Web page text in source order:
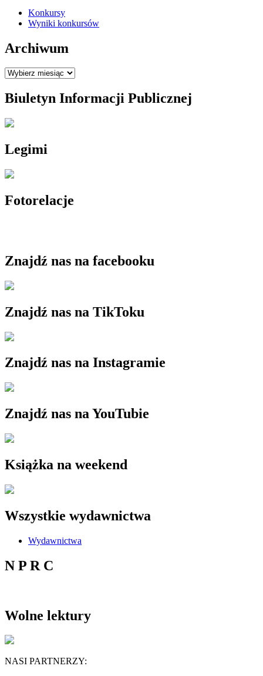
Konkursy
Wyniki konkursów
Archiwum
Archiwum
Biuletyn Informacji Publicznej
Legimi
Fotorelacje
Znajdź nas na facebooku
Znajdź nas na TikToku
Znajdź nas na Instagramie
Znajdź nas na YouTubie
Książka na weekend
Wszystkie wydawnictwa
Wydawnictwa
N P R C
Wolne lektury
NASI PARTNERZY: